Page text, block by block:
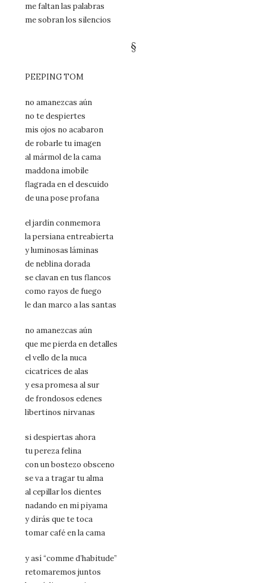
me faltan las palabras
me sobran los silencios
§
PEEPING TOM
no amanezcas aún
no te despiertes
mis ojos no acabaron
de robarle tu imagen
al mármol de la cama
maddona imobile
flagrada en el descuido
de una pose profana
el jardín conmemora
la persiana entreabierta
y luminosas láminas
de neblina dorada
se clavan en tus flancos
como rayos de fuego
le dan marco a las santas
no amanezcas aún
que me pierda en detalles
el vello de la nuca
cicatrices de alas
y esa promesa al sur
de frondosos edenes
libertinos nirvanas
si despiertas ahora
tu pereza felina
con un bostezo obsceno
se va a tragar tu alma
al cepillar los dientes
nadando en mi piyama
y dirás que te toca
tomar café en la cama
y así “comme d’habitude”
retomaremos juntos